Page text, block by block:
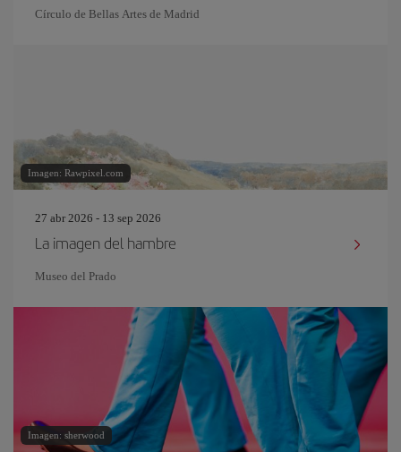
Círculo de Bellas Artes de Madrid
Imagen: Rawpixel.com
27 abr 2026 - 13 sep 2026
La imagen del hambre
Museo del Prado
Imagen: sherwood